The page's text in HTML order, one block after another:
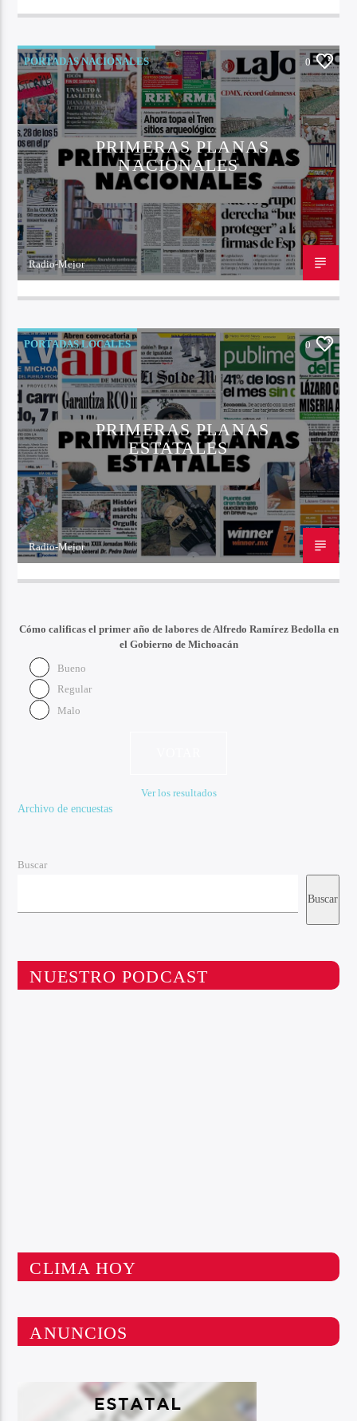
PORTADAS NACIONALES 0
PRIMERAS PLANAS
NACIONALES
Radio-Mejor
PORTADAS LOCALES 0
PRIMERAS PLANAS
ESTATALES
Radio-Mejor
Cómo calificas el primer año de labores de Alfredo Ramírez Bedolla en
el Gobierno de Michoacán
Bueno
Regular
Malo
Ver los resultados
Archivo de encuestas
Buscar
Buscar
NUESTRO PODCAST
CLIMA HOY
ANUNCIOS